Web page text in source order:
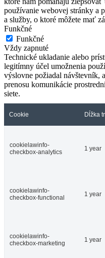
používanie webovej stránky a
a služby, o ktoré môžete mať
Funkčné
Funkčné
Vždy zapnuté
Technické ukladanie alebo
legitímny účel umožnenia
výslovne požiadal návštevník,
prenosu komunikácie
siete.
Cookie Dĺžka
cookielawinfo-
checkbox-analytics
1 year
cookielawinfo-
checkbox-functional
1 year
cookielawinfo-
checkbox-marketing
1 year